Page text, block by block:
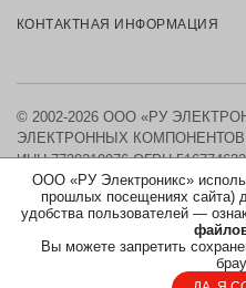
ООО «РУ Электроникс»
прошлых посещениях сайта)
удобства пользователей —
Вы можете запретить
КОНТАКТНАЯ ИНФОРМАЦИЯ
© 2002-2026 ООО «РУ
ЭЛЕКТРОННЫХ
ИНН 7730219976 ОГРН
ПОЛИТИКА